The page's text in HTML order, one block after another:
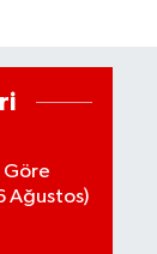
Göre
Ağustos)